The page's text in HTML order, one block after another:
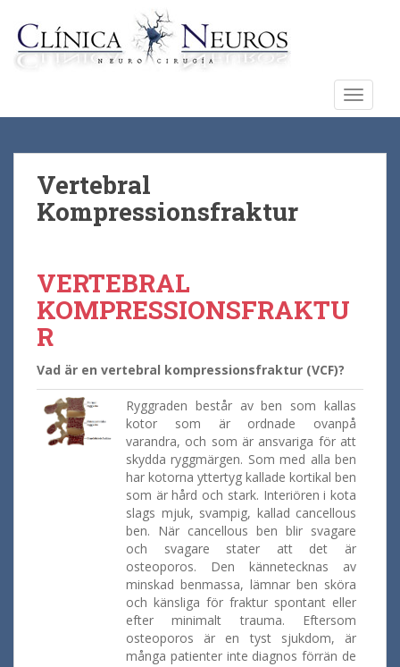
Vertebral
Kompressionsfraktur
VERTEBRAL
KOMPRESSIONSFRAKTU
R
Vad är en vertebral kompressionsfraktur (VCF)?
Ryggraden består av ben som kallas
kotor som är ordnade ovanpå
varandra, och som är ansvariga för att
skydda ryggmärgen. Som med alla ben
har kotorna yttertyg kallade kortikal ben
som är hård och stark. Interiören i kota
slags mjuk, svampig, kallad cancellous
ben. När cancellous ben blir svagare
och svagare stater att det är
osteoporos. Den kännetecknas av
minskad benmassa, lämnar ben sköra
och känsliga för fraktur spontant eller
efter minimalt trauma. Eftersom
osteoporos är en tyst sjukdom, är
många patienter inte diagnos förrän de